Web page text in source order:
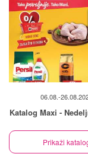
06.08.-
Katalog Maxi -
Prikaži